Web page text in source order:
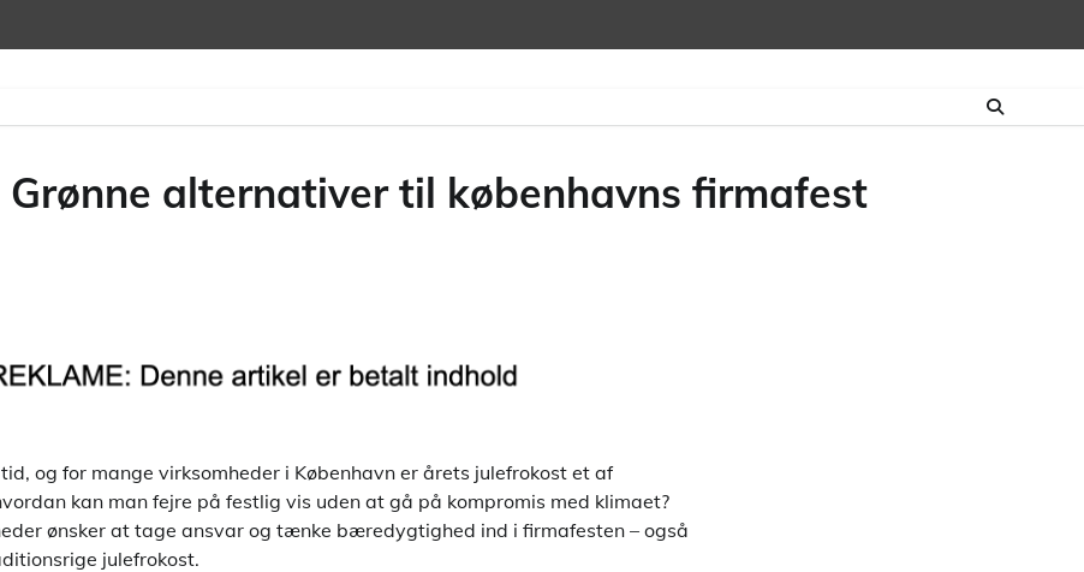
alternativer til københavns firmafest
og for mange virksomheder i København er årets julefrokost et af
kan man fejre på festlig vis uden at gå på kompromis med klimaet?
ønsker at tage ansvar og tænke bæredygtighed ind i firmafesten – også
julefrokost.